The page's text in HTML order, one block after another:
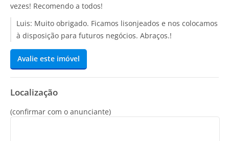
vezes! Recomendo a todos!
Luis: Muito obrigado. Ficamos lisonjeados e nos colocamos
à disposição para futuros negócios. Abraços.!
Avalie este imóvel
Localização
(confirmar com o anunciante)